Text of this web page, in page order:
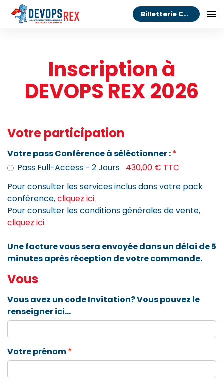
Billetterie Congrès
Inscription à
DEVOPS REX 2026
Votre participation
Votre pass Conférence à séléctionner :
Pass Full-Access - 2 Jours 430,00 € TTC
Pour consulter les services inclus dans votre pack
conférence,cliquez ici.
Pour consulter les conditions générales de vente,
cliquez ici.
Une facture vous sera envoyée dans un délai de 5
minutes après réception de votre commande.
Vous
Vous avez un code Invitation? Vous pouvez le
renseigner ici...
Votre prénom